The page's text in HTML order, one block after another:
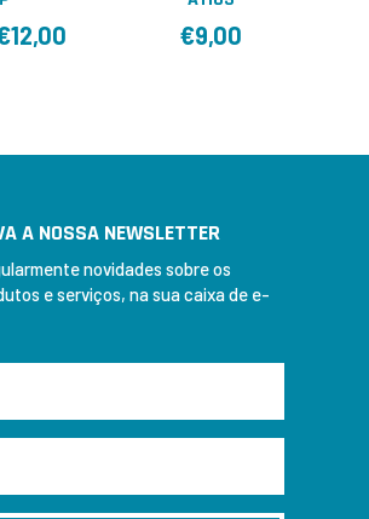
12,00 €9,00
A NOSSA NEWSLETTER
novidades sobre os
e serviços, na sua caixa de e-